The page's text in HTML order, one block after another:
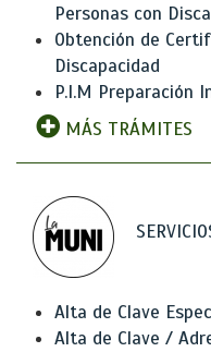
Personas con
Obtención de
Discapacidad
P.I.M Preparación
MÁS TRÁMITES
Alta de Clave
Alta de Clave /